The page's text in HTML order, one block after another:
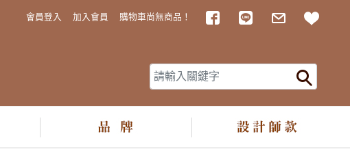
會員登入 加入會員 購物車尚無商品！ Facebook LINE MAIL